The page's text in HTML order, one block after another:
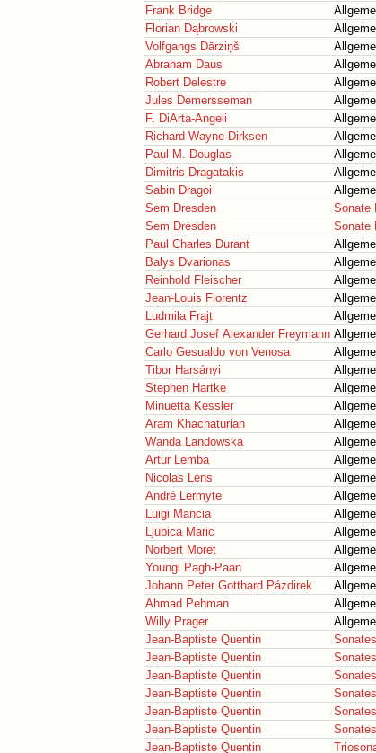
Frank Bridge
Florian Dąbrowski
Volfgangs Dārziņš
Abraham Daus
Robert Delestre
Jules Demersseman
F. DiArta-Angeli
Richard Wayne Dirksen
Paul M. Douglas
Dimitris Dragatakis
Sabin Dragoi
Sem Dresden
Sonate
Sem Dresden
Sonate
Paul Charles Durant
Balys Dvarionas
Reinhold Fleischer
Jean-Louis Florentz
Ludmila Frajt
Gerhard Josef Alexander Freymann
Carlo Gesualdo von Venosa
Tibor Harsányi
Stephen Hartke
Minuetta Kessler
Aram Khachaturian
Wanda Landowska
Artur Lemba
Nicolas Lens
André Lermyte
Luigi Mancia
Ljubica Maric
Norbert Moret
Youngi Pagh-Paan
Johann Peter Gotthard Pázdirek
Ahmad Pehman
Willy Prager
Jean-Baptiste Quentin
Jean-Baptiste Quentin
Jean-Baptiste Quentin
Jean-Baptiste Quentin
Jean-Baptiste Quentin
Jean-Baptiste Quentin
Jean-Baptiste Quentin